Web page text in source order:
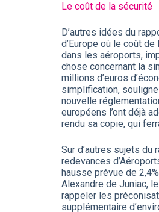
Le coût de la sécurité
D’autres idées du
d’Europe où le coût
dans les aéroports,
chose concernant la
millions d’euros
simplification,
nouvelle
européens l’ont déjà
rendu sa copie, qui
Sur d’autres sujets du
redevances
hausse prévue de
Alexandre de Juniac,
rappeler les
supplémentaire